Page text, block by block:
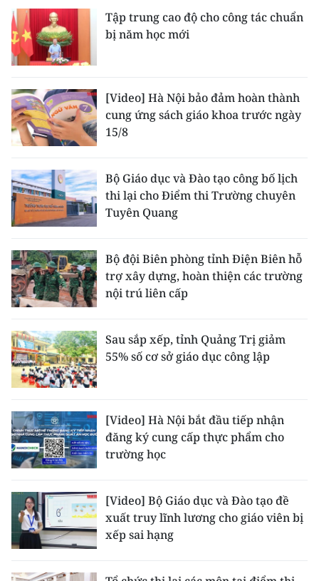
Tập trung cao độ cho công tác chuẩn
bị năm học mới
[Video] Hà Nội bảo đảm hoàn thành
cung ứng sách giáo khoa trước ngày
15/8
Bộ Giáo dục và Đào tạo công bố lịch
thi lại cho Điểm thi Trường chuyên
Tuyên Quang
Bộ đội Biên phòng tỉnh Điện Biên hỗ
trợ xây dựng, hoàn thiện các trường
nội trú liên cấp
Sau sắp xếp, tỉnh Quảng Trị giảm
55% số cơ sở giáo dục công lập
[Video] Hà Nội bắt đầu tiếp nhận
đăng ký cung cấp thực phẩm cho
trường học
[Video] Bộ Giáo dục và Đào tạo đề
xuất truy lĩnh lương cho giáo viên bị
xếp sai hạng